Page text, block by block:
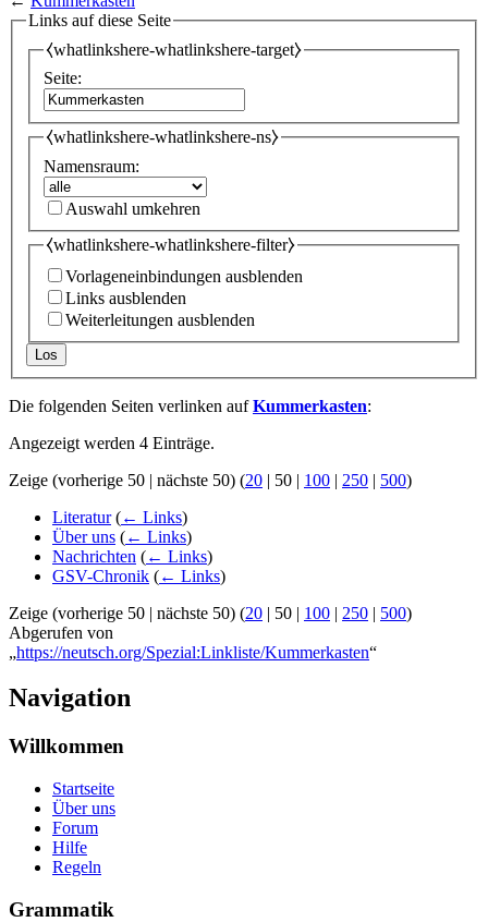
Links auf diese Seite
⧼whatlinkshere-whatlinkshere-target⧽
Seite:
⧼whatlinkshere-whatlinkshere-ns⧽
Namensraum:
Auswahl umkehren
⧼whatlinkshere-whatlinkshere-filter⧽
Vorlageneinbindungen ausblenden
Links ausblenden
Weiterleitungen ausblenden
Los
Die folgenden Seiten verlinken aufKummerkasten:
Angezeigt werden 4 Einträge.
Zeige (vorherige 50 | nächste 50) (20 | 50 | 100 | 250 | 500)
Literatur (← Links)
Über uns (← Links)
Nachrichten (← Links)
GSV-Chronik (← Links)
Zeige (vorherige 50 | nächste 50) (20 | 50 | 100 | 250 | 500)
Abgerufen von
„https://neutsch.org/Spezial:Linkliste/Kummerkasten“
Navigation
Willkommen
Startseite
Über uns
Forum
Hilfe
Regeln
Grammatik